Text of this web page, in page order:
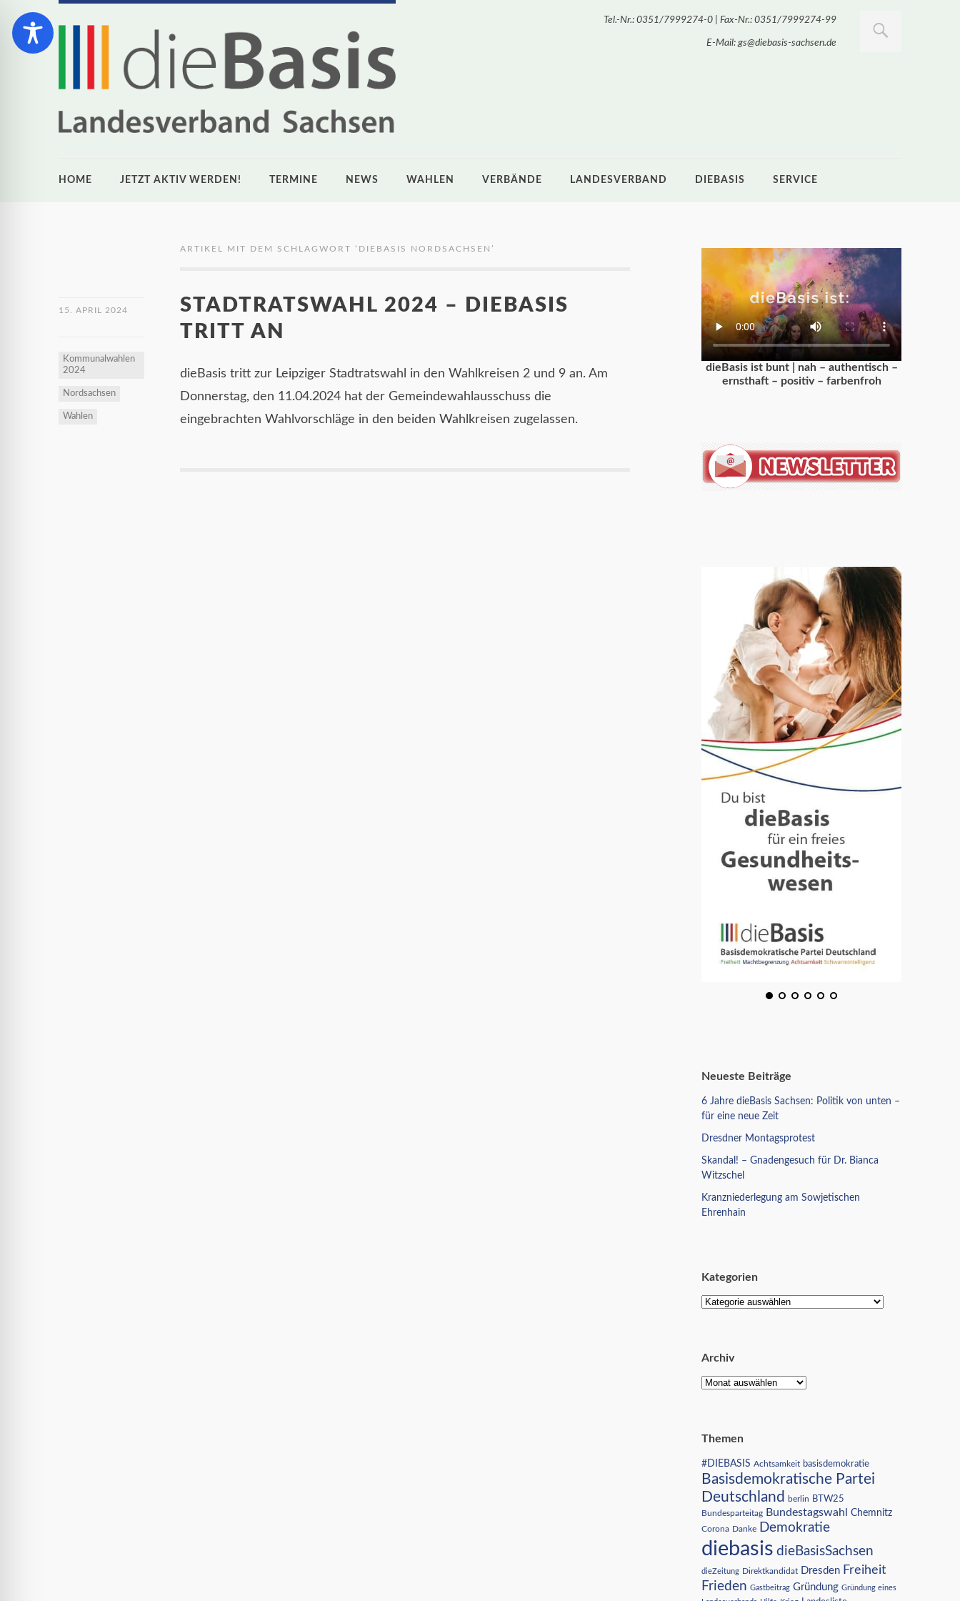
Tel.-Nr.: 0351/7999274-0 | Fax-Nr.: 0351/7999274-99
E-Mail: gs@diebasis-sachsen.de
HOME JETZT AKTIV WERDEN! TERMINE NEWS WAHLEN VERBÄNDE LANDESVERBAND DIEBASIS SERVICE
ARTIKEL MIT DEM SCHLAGWORT ‘ DIEBASIS NORDSACHSEN ’
15. APRIL 2024
Kommunalwahlen
2024
Nordsachsen
Wahlen
STADTRATSWAHL 2024 – DIEBASIS
TRITT AN
dieBasis tritt zur Leipziger Stadtratswahl in den Wahlkreisen 2 und 9 an. Am
Donnerstag, den 11.04.2024 hat der Gemeindewahlausschuss die
eingebrachten Wahlvorschläge in den beiden Wahlkreisen zugelassen.
dieBasis ist bunt | nah – authentisch –
ernsthaft – positiv – farbenfroh
Neueste Beiträge
6 Jahre dieBasis Sachsen: Politik von unten –
für eine neue Zeit
Dresdner Montagsprotest
Skandal! – Gnadengesuch für Dr. Bianca
Witzschel
Kranzniederlegung am Sowjetischen
Ehrenhain
Kategorien
Archiv
Themen
#DIEBASIS Achtsamkeit basisdemokratie
Basisdemokratische Partei
Deutschland
berlin BTW25
Bundesparteitag Bundestagswahl Chemnitz
Corona Danke Demokratie
diebasis dieBasisSachsen
dieZeitung Direktkandidat Dresden Freiheit
Frieden Gastbeitrag Gründung Gründung eines